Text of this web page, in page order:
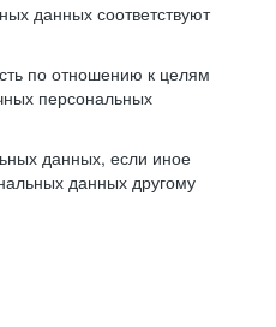
данных соответствуют
по отношению к целям
персональных
данных, если иное
данных другому